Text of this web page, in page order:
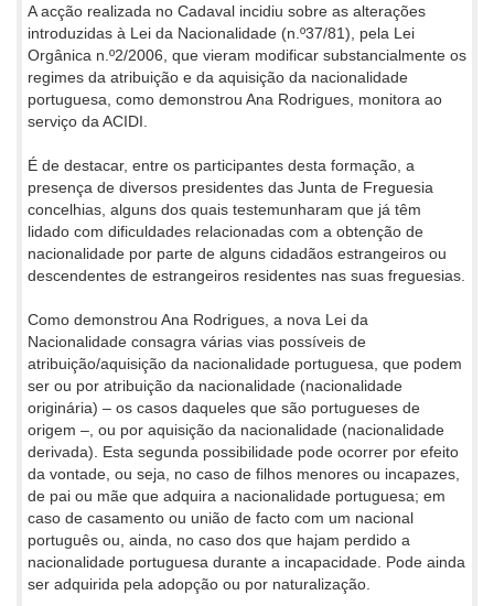
A acção realizada no Cadaval incidiu sobre as alterações
introduzidas à Lei da Nacionalidade (n.º37/81), pela Lei
Orgânica n.º2/2006, que vieram modificar substancialmente os
regimes da atribuição e da aquisição da nacionalidade
portuguesa, como demonstrou Ana Rodrigues, monitora ao
serviço da ACIDI.
É de destacar, entre os participantes desta formação, a
presença de diversos presidentes das Junta de Freguesia
concelhias, alguns dos quais testemunharam que já têm
lidado com dificuldades relacionadas com a obtenção de
nacionalidade por parte de alguns cidadãos estrangeiros ou
descendentes de estrangeiros residentes nas suas freguesias.
Como demonstrou Ana Rodrigues, a nova Lei da
Nacionalidade consagra várias vias possíveis de
atribuição/aquisição da nacionalidade portuguesa, que podem
ser ou por atribuição da nacionalidade (nacionalidade
originária) – os casos daqueles que são portugueses de
origem –, ou por aquisição da nacionalidade (nacionalidade
derivada). Esta segunda possibilidade pode ocorrer por efeito
da vontade, ou seja, no caso de filhos menores ou incapazes,
de pai ou mãe que adquira a nacionalidade portuguesa; em
caso de casamento ou união de facto com um nacional
português ou, ainda, no caso dos que hajam perdido a
nacionalidade portuguesa durante a incapacidade. Pode ainda
ser adquirida pela adopção ou por naturalização.